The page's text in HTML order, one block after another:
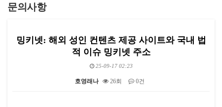
문의사항
밍키넷: 해외 성인 컨텐츠 제공 사이트와 국내 법
적 이슈 밍키넷 주소
25-09-17 02:23
호영래나 26회 0건